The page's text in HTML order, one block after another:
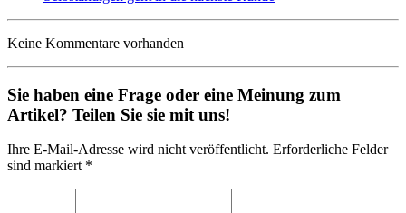
Keine Kommentare vorhanden
Sie haben eine Frage oder eine Meinung zum
Artikel? Teilen Sie sie mit uns!
Ihre E-Mail-Adresse wird nicht veröffentlicht. Erforderliche Felder
sind markiert *